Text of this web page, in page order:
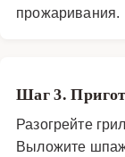
прожаривания.
Шаг 3.
Разогрейте
Выложите